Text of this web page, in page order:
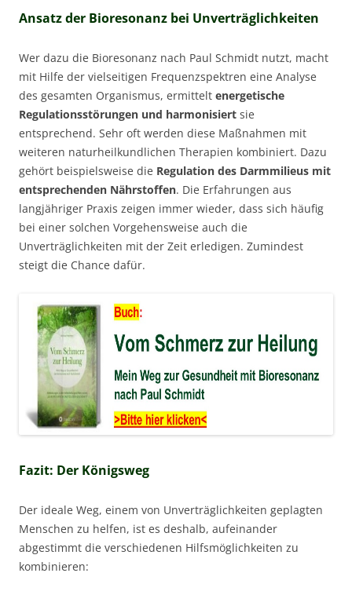
Ansatz der Bioresonanz bei Unverträglichkeiten
Wer dazu die Bioresonanz nach Paul Schmidt nutzt, macht
mit Hilfe der vielseitigen Frequenzspektren eine Analyse
des gesamten Organismus, ermittelt energetische
Regulationsstörungen und harmonisiert sie
entsprechend. Sehr oft werden diese Maßnahmen mit
weiteren naturheilkundlichen Therapien kombiniert. Dazu
gehört beispielsweise die Regulation des Darmmilieus mit
entsprechenden Nährstoffen. Die Erfahrungen aus
langjähriger Praxis zeigen immer wieder, dass sich häufig
bei einer solchen Vorgehensweise auch die
Unverträglichkeiten mit der Zeit erledigen. Zumindest
steigt die Chance dafür.
Fazit: Der Königsweg
Der ideale Weg, einem von Unverträglichkeiten geplagten
Menschen zu helfen, ist es deshalb, aufeinander
abgestimmt die verschiedenen Hilfsmöglichkeiten zu
kombinieren: